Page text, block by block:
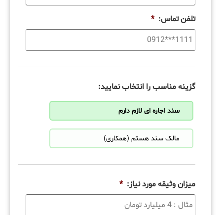
تلفن تماس: *
گزینه مناسب را انتخاب نمایید:
سند اجاره ای لازم دارم
مالک سند هستم (همکاری)
میزان وثیقه مورد نیاز: *